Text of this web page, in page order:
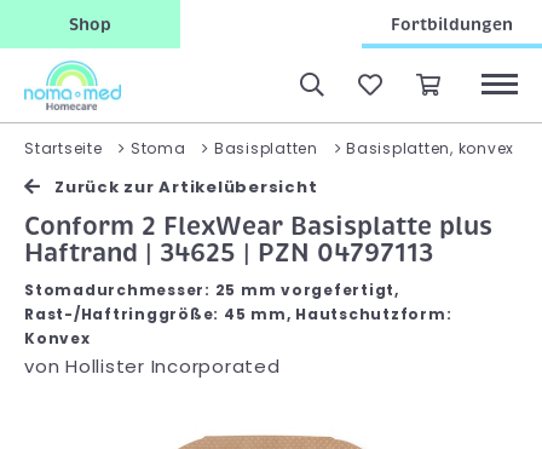
Shop Fortbildungen
Startseite Stoma Basisplatten Basisplatten, konvex
Zurück zur Artikelübersicht
Conform 2 FlexWear Basisplatte plus
Haftrand | 34625 | PZN 04797113
Stomadurchmesser: 25 mm vorgefertigt,
Rast-/Haftringgröße: 45 mm, Hautschutzform:
Konvex
von Hollister Incorporated